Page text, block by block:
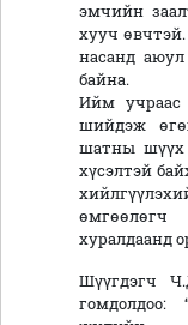
эмчийн
хууч
насанд
байна.
Ийм учраас
шийдэж
шатны шүүх
хүсэлтэй
хуралдаанд
Шүүгдэгч
гомдолдоо: